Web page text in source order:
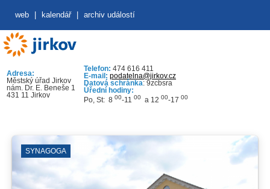
web kalendář archiv událostí
Adresa:
Městský úřad Jirkov
nám. Dr. E. Beneše 1
431 11 Jirkov
Telefon: 474 616 411
E-mail: podatelna@jirkov.cz
Datová schránka: 9zcbsra
Úřední hodiny:
Po, St: 8 00-11 00 a 12 00-17 00
SYNAGOGA